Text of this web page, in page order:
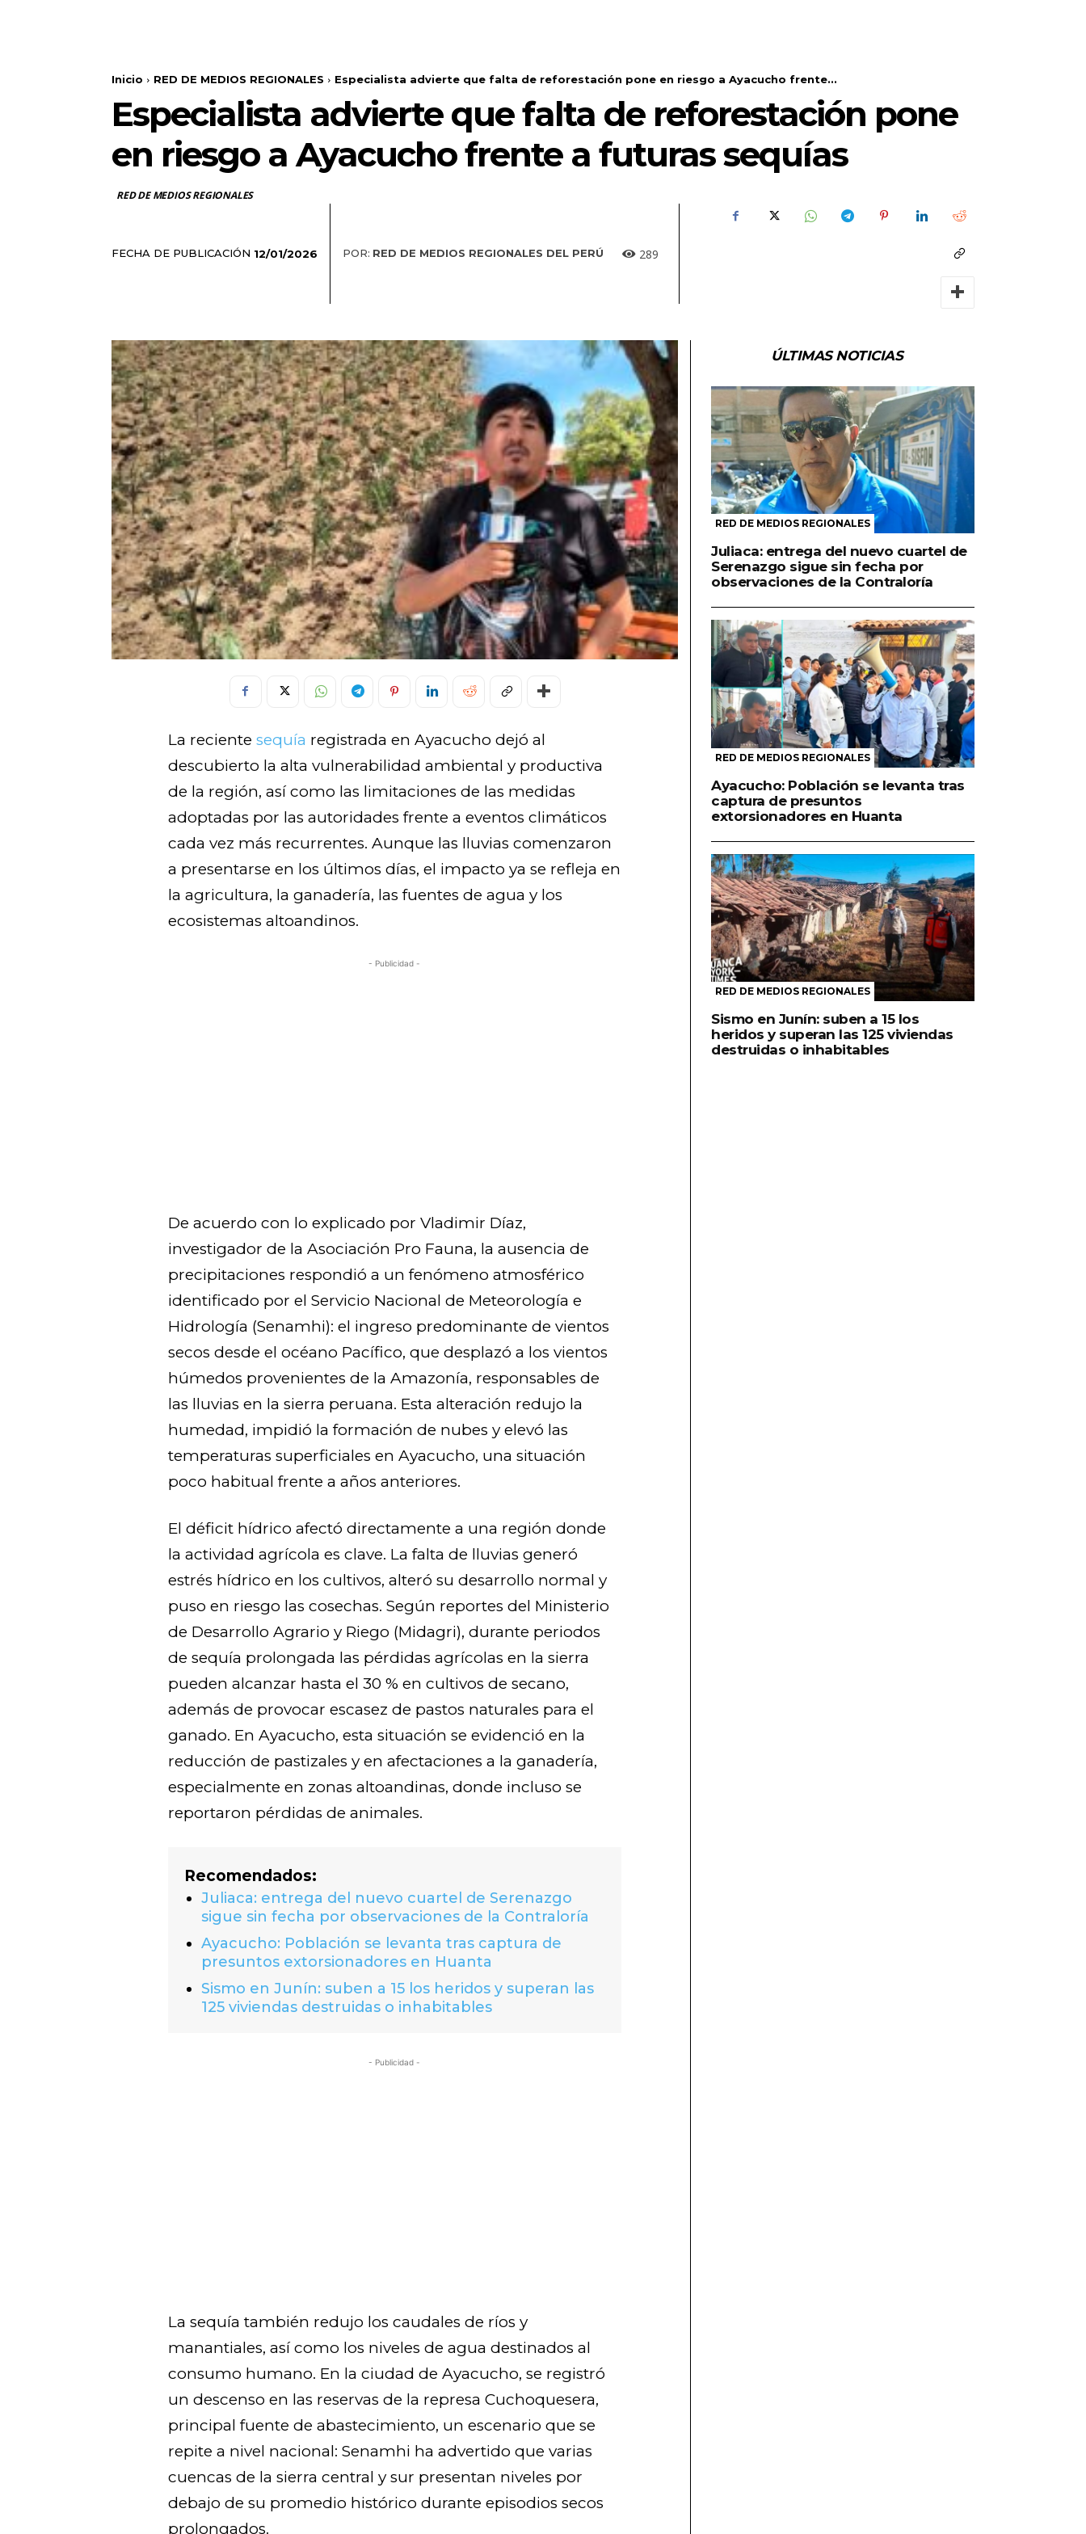
Inicio RED DE MEDIOS REGIONALES Especialista advierte que falta de reforestación pone en riesgo a Ayacucho frente...
Especialista advierte que falta de reforestación pone
en riesgo a Ayacucho frente a futuras sequías
RED DE MEDIOS REGIONALES
FECHA DE PUBLICACIÓN 12/01/2026 POR: RED DE MEDIOS REGIONALES DEL PERÚ 289
La recientesequía registrada en Ayacucho dejó al
descubierto la alta vulnerabilidad ambiental y productiva
de la región, así como las limitaciones de las medidas
adoptadas por las autoridades frente a eventos climáticos
cada vez más recurrentes. Aunque las lluvias comenzaron
a presentarse en los últimos días, el impacto ya se refleja en
la agricultura, la ganadería, las fuentes de agua y los
ecosistemas altoandinos.
- Publicidad -
De acuerdo con lo explicado por Vladimir Díaz,
investigador de la Asociación Pro Fauna, la ausencia de
precipitaciones respondió a un fenómeno atmosférico
identificado por el Servicio Nacional de Meteorología e
Hidrología (Senamhi): el ingreso predominante de vientos
secos desde el océano Pacífico, que desplazó a los vientos
húmedos provenientes de la Amazonía, responsables de
las lluvias en la sierra peruana. Esta alteración redujo la
humedad, impidió la formación de nubes y elevó las
temperaturas superficiales en Ayacucho, una situación
poco habitual frente a años anteriores.
El déficit hídrico afectó directamente a una región donde
la actividad agrícola es clave. La falta de lluvias generó
estrés hídrico en los cultivos, alteró su desarrollo normal y
puso en riesgo las cosechas. Según reportes del Ministerio
de Desarrollo Agrario y Riego (Midagri), durante periodos
de sequía prolongada las pérdidas agrícolas en la sierra
pueden alcanzar hasta el 30 % en cultivos de secano,
además de provocar escasez de pastos naturales para el
ganado. En Ayacucho, esta situación se evidenció en la
reducción de pastizales y en afectaciones a la ganadería,
especialmente en zonas altoandinas, donde incluso se
reportaron pérdidas de animales.
Recomendados:
Juliaca: entrega del nuevo cuartel de Serenazgo
sigue sin fecha por observaciones de la Contraloría
Ayacucho: Población se levanta tras captura de
presuntos extorsionadores en Huanta
Sismo en Junín: suben a 15 los heridos y superan las
125 viviendas destruidas o inhabitables
- Publicidad -
La sequía también redujo los caudales de ríos y
manantiales, así como los niveles de agua destinados al
consumo humano. En la ciudad de Ayacucho, se registró
un descenso en las reservas de la represa Cuchoquesera,
principal fuente de abastecimiento, un escenario que se
repite a nivel nacional: Senamhi ha advertido que varias
cuencas de la sierra central y sur presentan niveles por
debajo de su promedio histórico durante episodios secos
prolongados.
ÚLTIMAS NOTICIAS
RED DE MEDIOS REGIONALES
Juliaca: entrega del nuevo cuartel de
Serenazgo sigue sin fecha por
observaciones de la Contraloría
RED DE MEDIOS REGIONALES
Ayacucho: Población se levanta tras
captura de presuntos
extorsionadores en Huanta
RED DE MEDIOS REGIONALES
Sismo en Junín: suben a 15 los
heridos y superan las 125 viviendas
destruidas o inhabitables